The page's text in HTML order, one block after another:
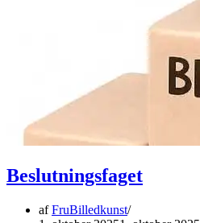
Beslutningsfaget
afFruBilledkunst